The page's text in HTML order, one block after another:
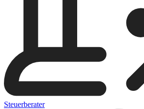
Steuerberater